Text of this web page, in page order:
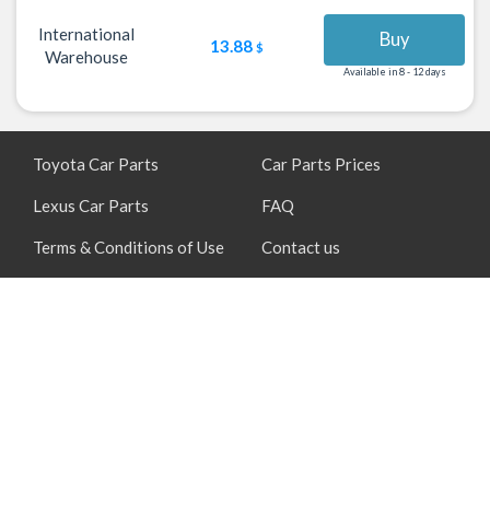
International
Warehouse
13.88 $ Buy
Available in 8 - 12 days
Toyota Car Parts
Lexus Car Parts
Terms & Conditions of Use
Car Parts Prices
FAQ
Contact us